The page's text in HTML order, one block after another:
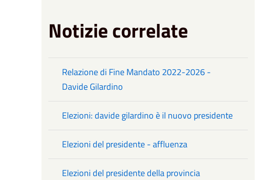
Notizie correlate
Relazione di Fine Mandato 2022-2026 -
Davide Gilardino
Elezioni: davide gilardino è il nuovo presidente
Elezioni del presidente - affluenza
Elezioni del presidente della provincia